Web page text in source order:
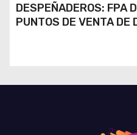
DESPEÑADEROS: FPA
PUNTOS DE VENTA DE